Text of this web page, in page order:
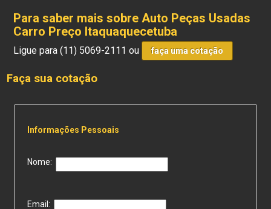
Para saber mais sobre Auto Peças Usadas
Carro Preço Itaquaquecetuba
Ligue para(11) 5069-2111 ou faça uma cotação
Faça sua cotação
Informações Pessoais
Nome:
Email: